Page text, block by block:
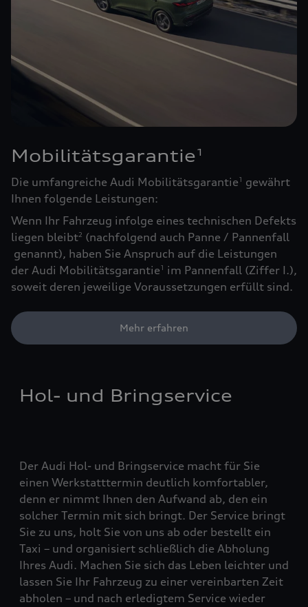
Mobilitätsgarantie1
Die umfangreiche Audi Mobilitätsgarantie1
gewährt
Ihnen folgende Leistungen:
Wenn Ihr Fahrzeug infolge eines technischen Defekts
liegen bleibt2 (nachfolgend auch Panne / Pannenfall
genannt), haben Sie Anspruch auf die Leistungen
der Audi Mobilitätsgarantie1
im Pannenfall (Ziffer I.),
soweit deren jeweilige Voraussetzungen erfüllt sind.
Mehr erfahren
Hol- und Bringservice
Der Audi Hol- und Bringservice macht für Sie
einen Werkstatttermin deutlich komfortabler,
denn er nimmt Ihnen den Aufwand ab, den ein
solcher Termin mit sich bringt. Der Service bringt
Sie zu uns, holt Sie von uns ab oder bestellt ein
Taxi – und organisiert schließlich die Abholung
Ihres Audi. Machen Sie sich das Leben leichter und
lassen Sie Ihr Fahrzeug zu einer vereinbarten Zeit
abholen – und nach erledigtem Service wieder